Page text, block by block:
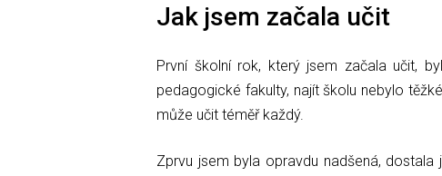
Jak jsem začala učit
První školní rok, který jsem začala učit,
pedagogické fakulty, najít školu nebylo
může učit téměř každý.
Zprvu jsem byla opravdu nadšená,